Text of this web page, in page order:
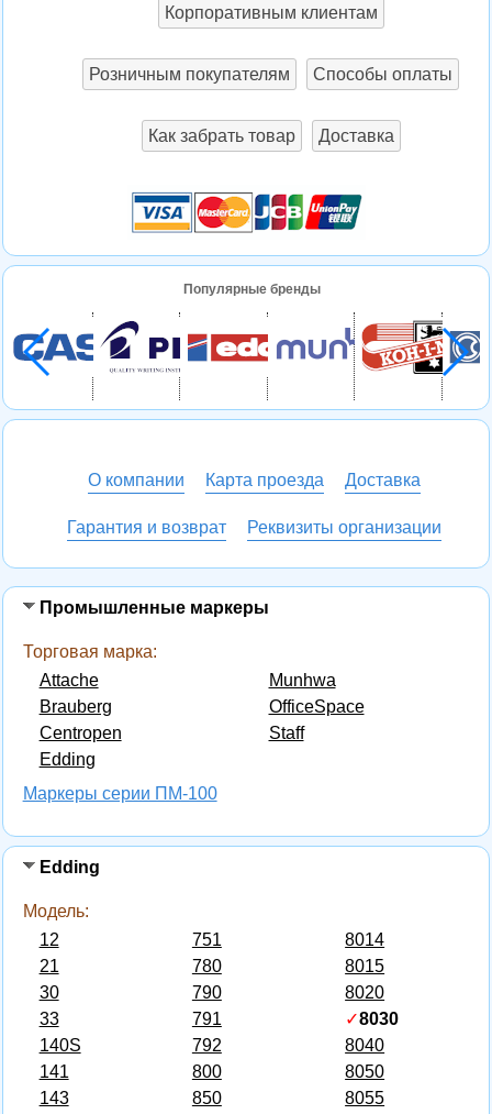
Промышленные маркеры
Торговая марка:
Attache
Brauberg
Centropen
Edding
Munhwa
OfficeSpace
Staff
Маркеры серии ПМ-100
Edding
Модель:
12
21
30
33
140S
141
143
751
780
790
791
792
800
850
8014
8015
8020
✓8030
8040
8050
8055
Корпоративным клиентам
Розничным покупателям Способы оплаты
Как забрать товар Доставка
Популярные бренды
О компании Карта проезда Доставка
Гарантия и возврат Реквизиты организации